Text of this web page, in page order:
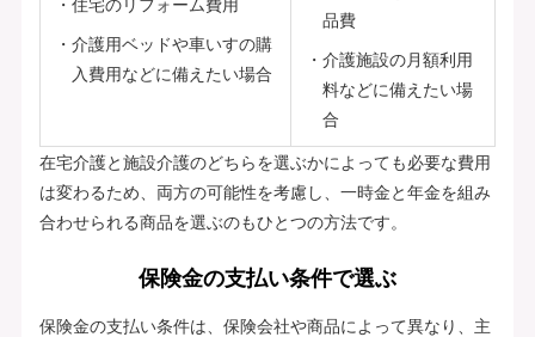
住宅のリフォーム費用
介護用ベッドや車いすの購
入費用などに備えたい場合
品費
介護施設の月額利用
料などに備えたい場
合
在宅介護と施設介護のどちらを選ぶかによっても必要な費用
は変わるため、両方の可能性を考慮し、一時金と年金を組み
合わせられる商品を選ぶのもひとつの方法です。
保険金の支払い条件で選ぶ
保険金の支払い条件は、保険会社や商品によって異なり、主